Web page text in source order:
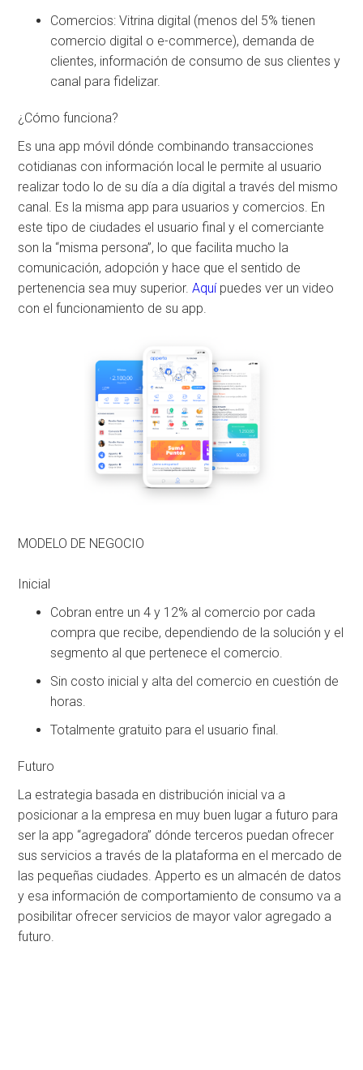
Comercios: Vitrina digital (menos del 5% tienen
comercio digital o e-commerce), demanda de
clientes, información de consumo de sus clientes y
canal para fidelizar.
¿Cómo funciona?
Es una app móvil dónde combinando transacciones
cotidianas con información local le permite al usuario
realizar todo lo de su día a día digital a través del mismo
canal. Es la misma app para usuarios y comercios. En
este tipo de ciudades el usuario final y el comerciante
son la “misma persona”, lo que facilita mucho la
comunicación, adopción y hace que el sentido de
pertenencia sea muy superior.Aquípuedes ver un video
con el funcionamiento de su app.
MODELO DE NEGOCIO
Inicial
Cobran entre un 4 y 12% al comercio por cada
compra que recibe, dependiendo de la solución y el
segmento al que pertenece el comercio.
Sin costo inicial y alta del comercio en cuestión de
horas.
Totalmente gratuito para el usuario final.
Futuro
La estrategia basada en distribución inicial va a
posicionar a la empresa en muy buen lugar a futuro para
ser la app “agregadora” dónde terceros puedan ofrecer
sus servicios a través de la plataforma en el mercado de
las pequeñas ciudades. Apperto es un almacén de datos
y esa información de comportamiento de consumo va a
posibilitar ofrecer servicios de mayor valor agregado a
futuro.